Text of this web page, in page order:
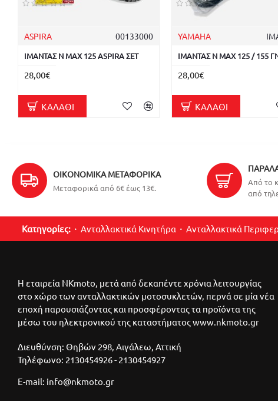
ASPIRA 00133000
ΙΜΑΝΤΑΣ N MAX 125 ASPIRA ΣΕΤ
28,00€
ΚΑΛΆΘΙ
YAMAHA
ΙΜΑΝΤΑΣ N MAX 125 / 155
28,00€
ΚΑΛΆΘΙ
ΟΙΚΟΝΟΜΙΚΆ ΜΕΤΑΦΟΡΙΚΆ
Μεταφορικά από 6€ έως 13€.
Από το
από
Κατηγορίες: Ανταλλακτικά Κινητήρα Ανταλλακτικά
Η εταιρεία NKmoto, μετά από δεκαπέντε χρόνια λειτουργίας
στο χώρο των ανταλλακτικών μοτοσυκλετών, περνά σε μία νέα
εποχή παρουσιάζοντας και προσφέροντας τα προϊόντα της
μέσω του ηλεκτρονικού της καταστήματος www.nkmoto.gr
Διευθύνση: Θηβών 298, Αιγάλεω, Αττική
Τηλέφωνο: 2130454926 - 2130454927
E-mail: info@nkmoto.gr